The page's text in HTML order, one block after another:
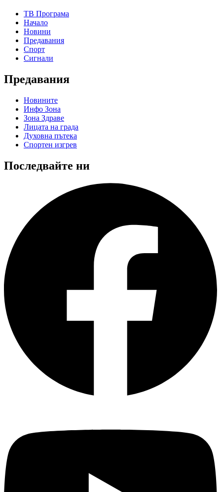
ТВ Програма
Начало
Новини
Предавания
Спорт
Сигнали
Предавания
Новините
Инфо Зона
Зона Здраве
Лицата на града
Духовна пътека
Спортен изгрев
Последвайте ни